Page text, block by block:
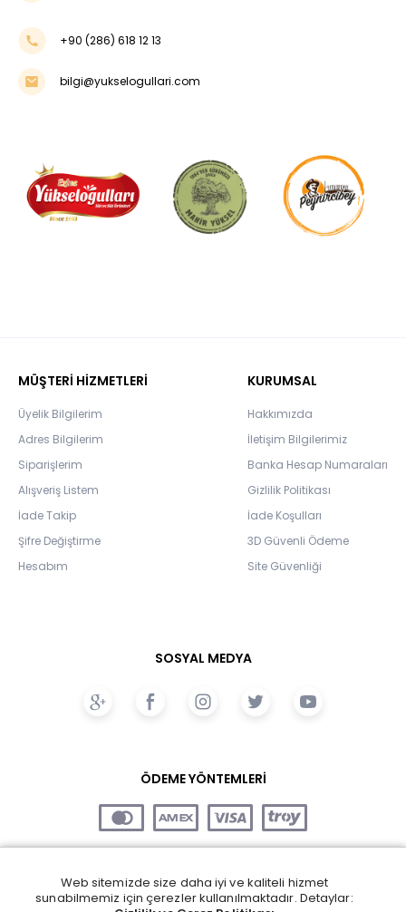
+90 (286) 618 12 13
bilgi@yukselogullari.com
MÜŞTERİ HİZMETLERİ
Üyelik Bilgilerim
Adres Bilgilerim
Siparişlerim
Alışveriş Listem
İade Takip
Şifre Değiştirme
Hesabım
KURUMSAL
Hakkımızda
İletişim Bilgilerimiz
Banka Hesap Numaraları
Gizlilik Politikası
İade Koşulları
3D Güvenli Ödeme
Site Güvenliği
SOSYAL MEDYA
ÖDEME YÖNTEMLERİ
Web sitemizde size daha iyi ve kaliteli hizmet
sunabilmemiz için çerezler kullanılmaktadır. Detaylar: